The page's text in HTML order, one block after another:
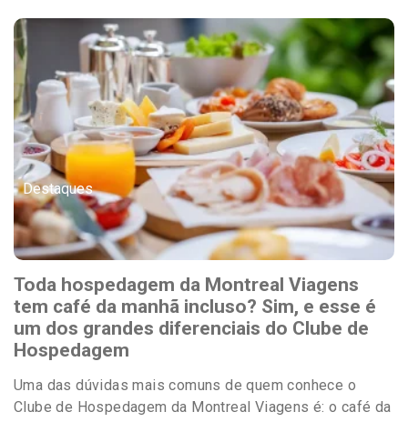
Destaques
Toda hospedagem da Montreal Viagens
tem café da manhã incluso? Sim, e esse é
um dos grandes diferenciais do Clube de
Hospedagem
Uma das dúvidas mais comuns de quem conhece o
Clube de Hospedagem da Montreal Viagens é: o café da